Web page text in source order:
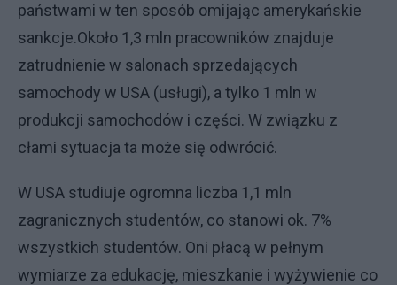
państwami w ten sposób omijając amerykańskie
sankcje.Około 1,3 mln pracowników znajduje
zatrudnienie w salonach sprzedających
samochody w USA (usługi), a tylko 1 mln w
produkcji samochodów i części. W związku z
cłami sytuacja ta może się odwrócić.
W USA studiuje ogromna liczba 1,1 mln
zagranicznych studentów, co stanowi ok. 7%
wszystkich studentów. Oni płacą w pełnym
wymiarze za edukację, mieszkanie i wyżywienie co